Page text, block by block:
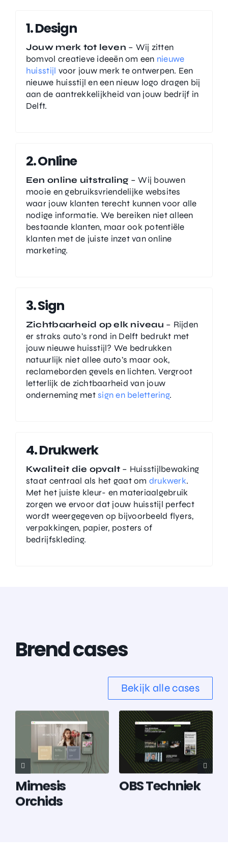
1. Design
Jouw merk tot leven – Wij zitten
bomvol creatieve ideeën om een nieuwe
huisstijl voor jouw merk te ontwerpen. Een
nieuwe huisstijl en een nieuw logo dragen bij
aan de aantrekkelijkheid van jouw bedrijf in
Delft.
2. Online
Een online uitstraling – Wij bouwen
mooie en gebruiksvriendelijke websites
waar jouw klanten terecht kunnen voor alle
nodige informatie. We bereiken niet alleen
bestaande klanten, maar ook potentiële
klanten met de juiste inzet van online
marketing.
3. Sign
Zichtbaarheid op elk niveau – Rijden
er straks auto’s rond in Delft bedrukt met
jouw nieuwe huisstijl? We bedrukken
natuurlijk niet allee auto’s maar ook,
reclameborden gevels en lichten. Vergroot
letterlijk de zichtbaarheid van jouw
onderneming metsign en belettering.
4. Drukwerk
Kwaliteit die opvalt – Huisstijlbewaking
staat centraal als het gaat om drukwerk.
Met het juiste kleur- en materiaalgebruik
zorgen we ervoor dat jouw huisstijl perfect
wordt weergegeven op bijvoorbeeld flyers,
verpakkingen, papier, posters of
bedrijfskleding.
Brend cases
Bekijk alle cases
Mimesis
Orchids
OBS Techniek